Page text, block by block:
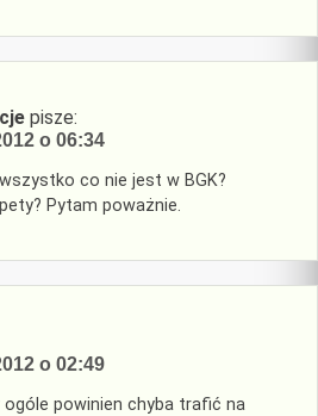
pisze:
o 06:34
co nie jest w BGK?
Pytam poważnie.
o 02:49
ogóle powinien chyba trafić na